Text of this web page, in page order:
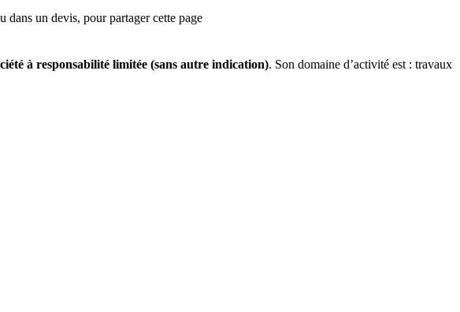
un devis, pour partager cette page
à responsabilité limitée (sans autre indication). Son domaine d’activité est : travaux